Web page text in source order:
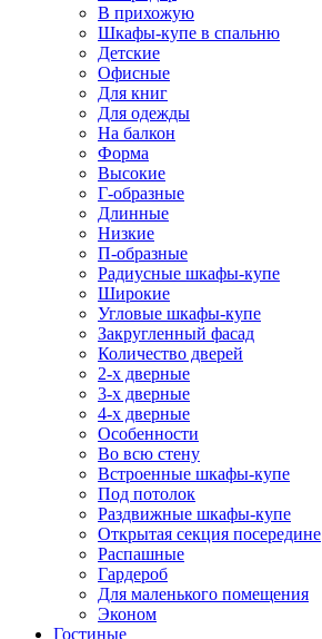
В прихожую
Шкафы-купе в спальню
Детские
Офисные
Для книг
Для одежды
На балкон
Форма
Высокие
Г-образные
Длинные
Низкие
П-образные
Радиусные шкафы-купе
Широкие
Угловые шкафы-купе
Закругленный фасад
Количество дверей
2-х дверные
3-х дверные
4-х дверные
Особенности
Во всю стену
Встроенные шкафы-купе
Под потолок
Раздвижные шкафы-купе
Открытая секция посередине
Распашные
Гардероб
Для маленького помещения
Эконом
Гостиные